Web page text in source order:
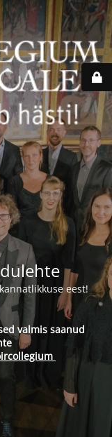
eest!
valmis saanud